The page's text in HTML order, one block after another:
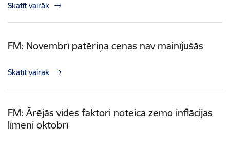
Skatīt vairāk
FM: Novembrī patēriņa cenas nav mainījušās
Skatīt vairāk
FM: Ārējās vides faktori noteica zemo inflācijas
līmeni oktobrī